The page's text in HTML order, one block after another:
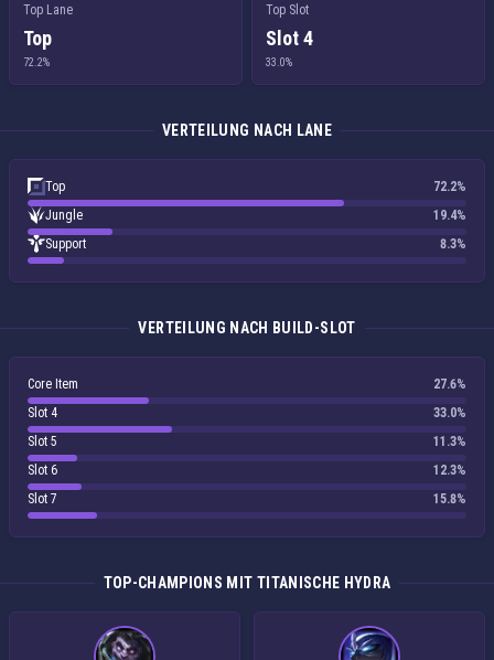
Top Lane
Top
72.2%
Top Slot
Slot 4
33.0%
VERTEILUNG NACH LANE
Top
72.2%
Jungle
19.4%
Support
8.3%
VERTEILUNG NACH BUILD-SLOT
Core Item
27.6%
Slot 4
33.0%
Slot 5
11.3%
Slot 6
12.3%
Slot 7
15.8%
TOP-CHAMPIONS MIT TITANISCHE HYDRA